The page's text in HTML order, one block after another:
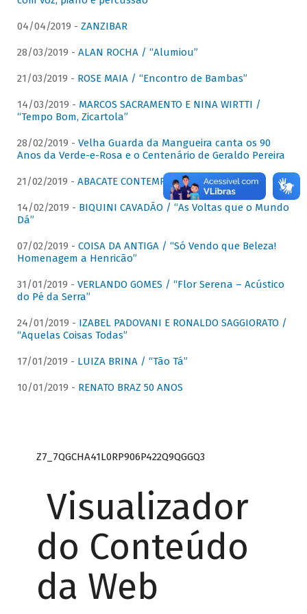
04/04/2019 - ZANZIBAR
28/03/2019 - ALAN ROCHA / “Alumiou”
21/03/2019 - ROSE MAIA / “Encontro de Bambas”
14/03/2019 - MARCOS SACRAMENTO E NINA WIRTTI /
“Tempo Bom, Zicartola”
28/02/2019 - Velha Guarda da Mangueira canta os 90
Anos da Verde-e-Rosa e o Centenário de Geraldo Pereira
21/02/2019 - ABACATE CONTEMPORÂNEO
14/02/2019 - BIQUINI CAVADÃO / “As Voltas que o Mundo
Dá”
07/02/2019 - COISA DA ANTIGA / “Só Vendo que Beleza!
Homenagem a Henricão”
31/01/2019 - VERLANDO GOMES / “Flor Serena – Acústico
do Pé da Serra”
24/01/2019 - IZABEL PADOVANI E RONALDO SAGGIORATO /
“Aquelas Coisas Todas”
17/01/2019 - LUIZA BRINA / “Tão Tá”
10/01/2019 - RENATO BRAZ 50 ANOS
Z7_7QGCHA41L0RP906P422Q9QGGQ3
Visualizador
do Conteúdo
da Web